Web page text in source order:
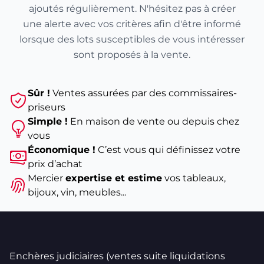
ajoutés régulièrement. N'hésitez pas à créer
une alerte avec vos critères afin d'être informé
lorsque des lots susceptibles de vous intéresser
sont proposés à la vente.
Sûr ! Ventes assurées par des commissaires-
priseurs
Simple ! En maison de vente ou depuis chez
vous
Économique ! C’est vous qui définissez votre
prix d’achat
Mercier expertise et estimevos tableaux,
bijoux, vin, meubles...
Enchères judiciaires (ventes suite liquidations